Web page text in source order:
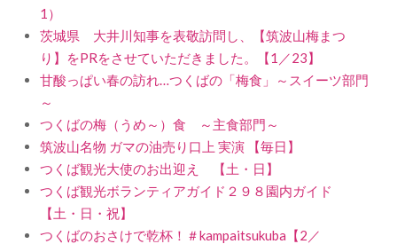
1）
茨城県 大井川知事を表敬訪問し、【筑波山梅まつ
り】をPRをさせていただきました。【1／23】
甘酸っぱい春の訪れ…つくばの「梅食」～スイーツ部門
～
つくばの梅（うめ～）食 ～主食部門～
筑波山名物 ガマの油売り口上 実演 【毎日】
つくば観光大使のお出迎え 【土・日】
つくば観光ボランティアガイド２９８園内ガイド
【土・日・祝】
つくばのおさけで乾杯！＃kampaitsukuba【2／